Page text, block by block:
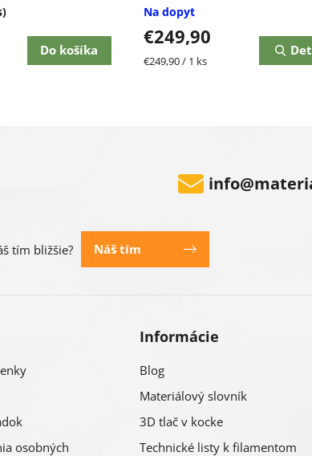
Do košíka
Na dopyt
€249,90
Jednotková
€249,90 / 1 ks
info@
tím bližšie? Náš tím
osobných
Informácie
Blog
Materiálový slovník
3D tlač v kocke
Technické listy k filamentom